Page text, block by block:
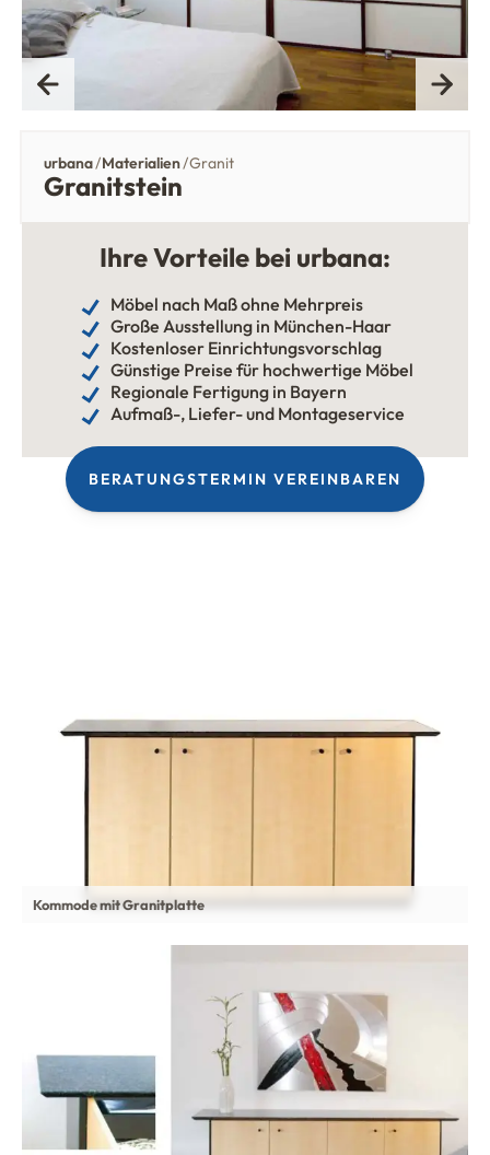
urbana Materialien Granit
Granitstein
Ihre Vorteile bei urbana:
Möbel nach Maß ohne Mehrpreis
Große Ausstellung in München-Haar
Kostenloser Einrichtungsvorschlag
Günstige Preise für hochwertige Möbel
Regionale Fertigung in Bayern
Aufmaß-, Liefer- und Montageservice
BERATUNGSTERMIN VEREINBAREN
Kommode mit Granitplatte